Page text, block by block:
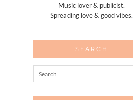
Music lover & publicist.
Spreading love & good vibes.
SEARCH